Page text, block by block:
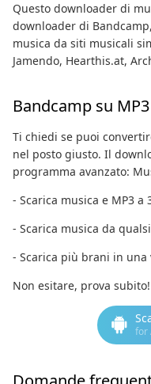
Questo downloader di
downloader di
musica da siti musicali
Jamendo, Hearthis.at,
Bandcamp su
Ti chiedi se puoi
nel posto giusto. Il
programma avanzato:
- Scarica musica e MP3 a
- Scarica musica da
- Scarica più brani in una
Non esitare, prova subito!
for